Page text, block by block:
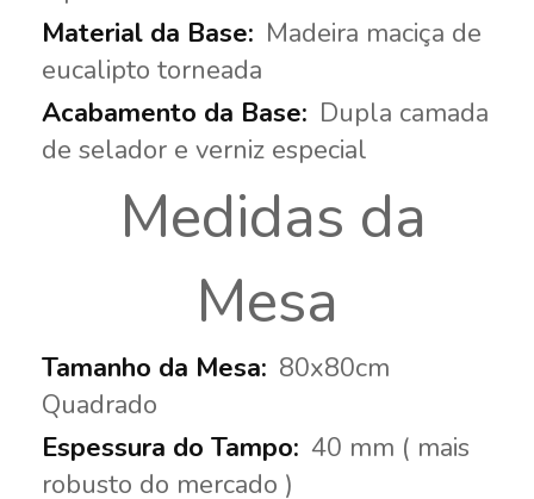
Madeira maciça de
eucalipto torneada
Dupla camada
de selador e verniz especial
Medidas da
Mesa
80x80cm
Quadrado
40 mm ( mais
robusto do mercado )